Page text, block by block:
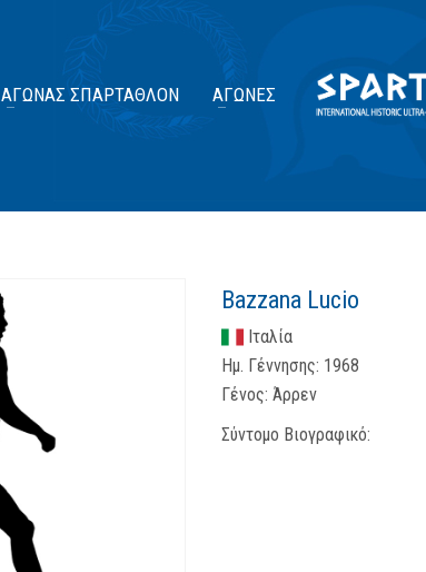
ΑΓΏΝΑΣ ΣΠΆΡΤΑΘΛΟΝ ΑΓΏΝΕΣ
Bazzana Lucio
Ιταλία
Ημ. Γέννησης: 1968
Γένος: Άρρεν
Σύντομο Βιογραφικό: